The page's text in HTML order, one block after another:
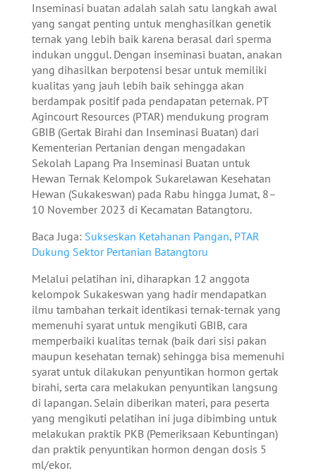
Inseminasi buatan adalah salah satu langkah awal
yang sangat penting untuk menghasilkan genetik
ternak yang lebih baik karena berasal dari sperma
indukan unggul. Dengan inseminasi buatan, anakan
yang dihasilkan berpotensi besar untuk memiliki
kualitas yang jauh lebih baik sehingga akan
berdampak positif pada pendapatan peternak. PT
Agincourt Resources (PTAR) mendukung program
GBIB (Gertak Birahi dan Inseminasi Buatan) dari
Kementerian Pertanian dengan mengadakan
Sekolah Lapang Pra Inseminasi Buatan untuk
Hewan Ternak Kelompok Sukarelawan Kesehatan
Hewan (Sukakeswan) pada Rabu hingga Jumat, 8–
10 November 2023 di Kecamatan Batangtoru.
Baca Juga: Sukseskan Ketahanan Pangan, PTAR
Dukung Sektor Pertanian Batangtoru
Melalui pelatihan ini, diharapkan 12 anggota
kelompok Sukakeswan yang hadir mendapatkan
ilmu tambahan terkait identikasi ternak-ternak yang
memenuhi syarat untuk mengikuti GBIB, cara
memperbaiki kualitas ternak (baik dari sisi pakan
maupun kesehatan ternak) sehingga bisa memenuhi
syarat untuk dilakukan penyuntikan hormon gertak
birahi, serta cara melakukan penyuntikan langsung
di lapangan. Selain diberikan materi, para peserta
yang mengikuti pelatihan ini juga dibimbing untuk
melakukan praktik PKB (Pemeriksaan Kebuntingan)
dan praktik penyuntikan hormon dengan dosis 5
ml/ekor.